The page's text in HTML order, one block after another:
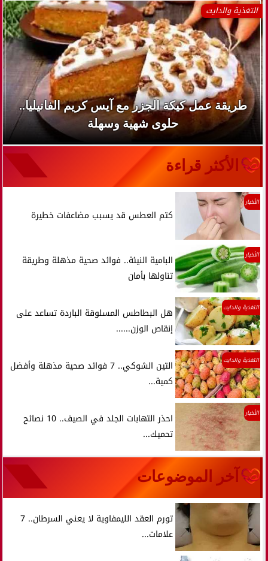
التغذية والدايت
طريقة عمل كيكة الجزر مع آيس كريم الفانيليا..
حلوى شهية وسهلة
الأكثر قراءة
الأخبار
كتم العطس قد يسبب مضاعفات خطيرة
الأخبار
البامية النيئة.. فوائد صحية مذهلة وطريقة
تناولها بأمان
التغذية والدايت
هل البطاطس المسلوقة الباردة تساعد على
إنقاص الوزن......
التغذية والدايت
التين الشوكي.. 7 فوائد صحية مذهلة وأفضل
كمية...
الأخبار
احذر التهابات الجلد في الصيف.. 10 نصائح
تحميك...
آخر الموضوعات
تورم العقد الليمفاوية لا يعني السرطان.. 7
علامات...